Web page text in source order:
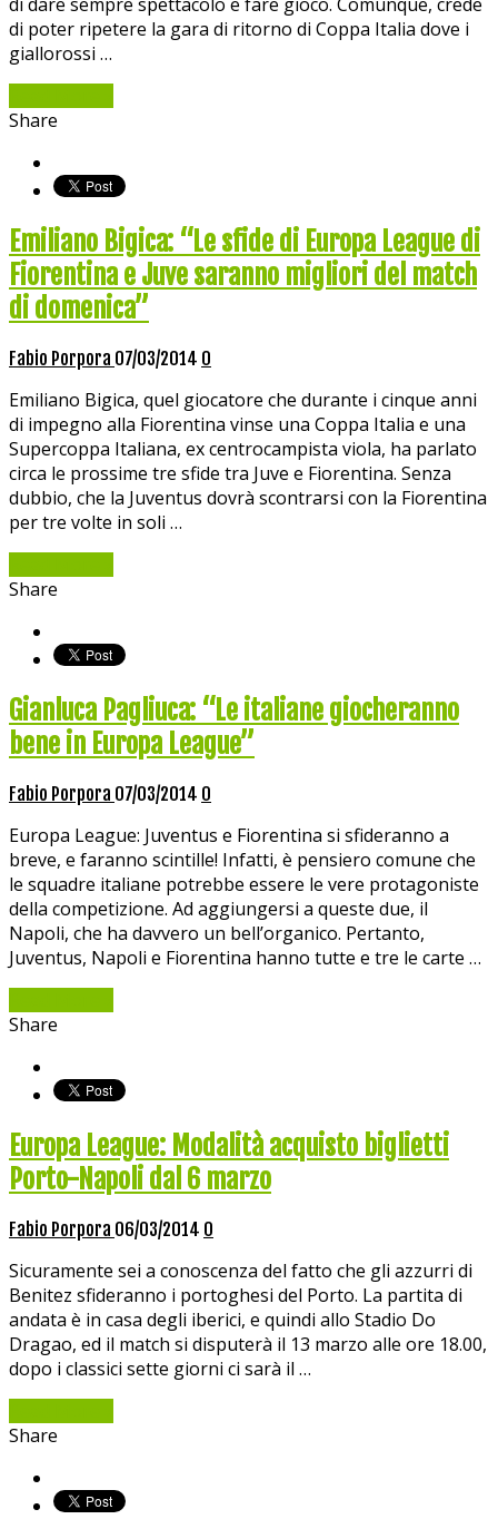
di poter ripetere la gara di ritorno di Coppa Italia dove i
giallorossi …
Share
Emiliano Bigica: “Le sfide di Europa League di
Fiorentina e Juve saranno migliori del match
di domenica”
Fabio Porpora 07/03/2014 0
Emiliano Bigica, quel giocatore che durante i cinque anni
di impegno alla Fiorentina vinse una Coppa Italia e una
Supercoppa Italiana, ex centrocampista viola, ha parlato
circa le prossime tre sfide tra Juve e Fiorentina. Senza
dubbio, che la Juventus dovrà scontrarsi con la Fiorentina
per tre volte in soli …
Share
Gianluca Pagliuca: “Le italiane giocheranno
bene in Europa League”
Fabio Porpora 07/03/2014 0
Europa League: Juventus e Fiorentina si sfideranno a
breve, e faranno scintille! Infatti, è pensiero comune che
le squadre italiane potrebbe essere le vere protagoniste
della competizione. Ad aggiungersi a queste due, il
Napoli, che ha davvero un bell’organico. Pertanto,
Juventus, Napoli e Fiorentina hanno tutte e tre le carte …
Share
Europa League: Modalità acquisto biglietti
Porto-Napoli dal 6 marzo
Fabio Porpora 06/03/2014 0
Sicuramente sei a conoscenza del fatto che gli azzurri di
Benitez sfideranno i portoghesi del Porto. La partita di
andata è in casa degli iberici, e quindi allo Stadio Do
Dragao, ed il match si disputerà il 13 marzo alle ore 18.00,
dopo i classici sette giorni ci sarà il …
Share